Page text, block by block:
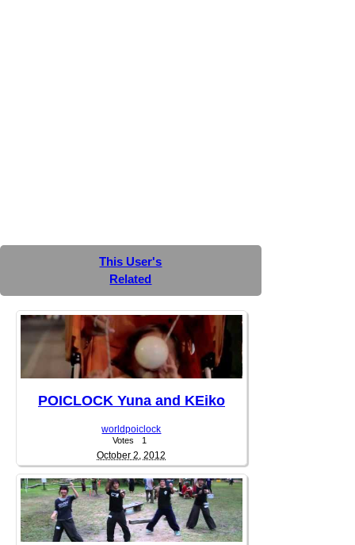
This User's
Related
POICLOCK Yuna and KEiko
worldpoiclock
Votes 1
October 2, 2012